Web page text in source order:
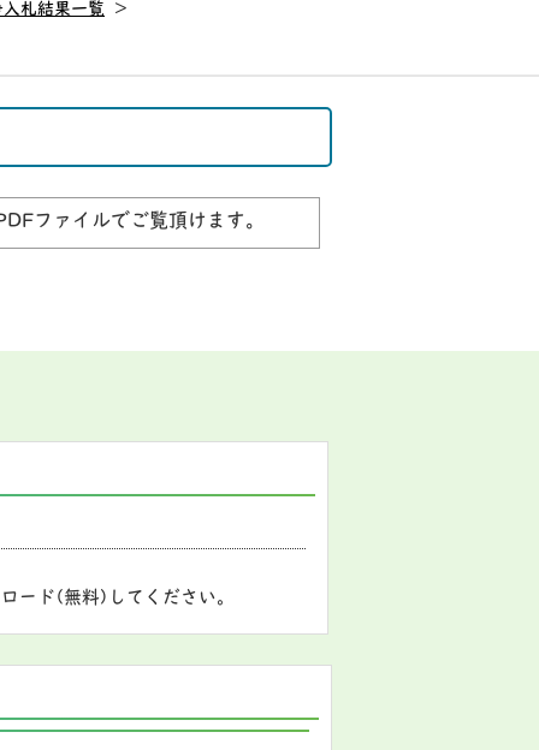
札結果一覧 >
ファイルでご覧頂けます。
ード(無料)してください。